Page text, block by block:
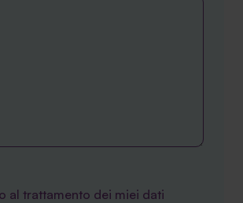
al trattamento dei miei dati